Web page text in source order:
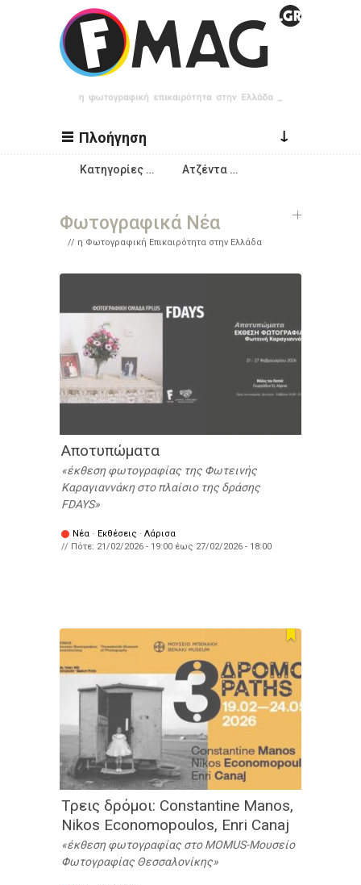
Παράκαμψη προς το κυρίως περιεχόμενο
Πλοήγηση ↓
Κατηγορίες … Ατζέντα …
Φωτογραφικά Νέα
η Φωτογραφική Επικαιρότητα στην Ελλάδα
Αποτυπώματα
έκθεση φωτογραφίας της Φωτεινής
Καραγιαννάκη στο πλαίσιο της δράσης
FDAYS
Νέα · Εκθέσεις · Λάρισα
// Πότε: 21/02/2026 - 19:00 έως 27/02/2026 - 18:00
Τρεις δρόμοι: Constantine Manos,
Nikos Economopoulos, Enri Canaj
έκθεση φωτογραφίας στο MOMUS-Μουσείο
Φωτογραφίας Θεσσαλονίκης
Σελίδες